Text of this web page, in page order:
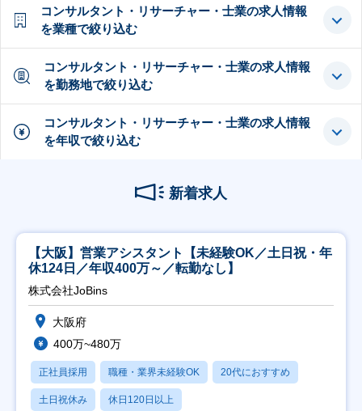
コンサルタント・リサーチャー・士業の求人情報
を業種で絞り込む
コンサルタント・リサーチャー・士業の求人情報
を勤務地で絞り込む
コンサルタント・リサーチャー・士業の求人情報
を年収で絞り込む
新着求人
【大阪】営業アシスタント【未経験OK／土日祝・年
休124日／年収400万～／転勤なし】
株式会社JoBins
大阪府
400万~480万
正社員採用 職種・業界未経験OK 20代におすすめ
土日祝休み 休日120日以上